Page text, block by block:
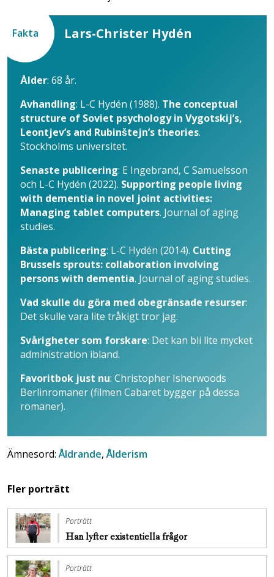
Fakta Lars-Christer Hydén
Ålder: 68 år.
Avhandling: L-C Hydén (1988). The conceptual
structure of Soviet psychology in Vygotskij’s,
Leontjev’s and Rubinštejn’s theories.
Stockholms universitet.
Senaste publicering: E Ingebrand, C Samuelsson
och L-C Hydén (2022). Supporting people living
with dementia in novel joint activities:
Managing tablet computers. Journal of aging
studies.
Bästa publicering: L-C Hydén (2014). Cutting
Brussels sprouts: collaboration involving
persons with dementia. Journal of aging studies.
Vad skulle du göra med obegränsade resurser:
Det skulle vara lite tråkigt tror jag.
Svårigheter som forskare: Det kan bli lite mycket
administration ibland.
Favoritbok just nu: Christopher Isherwoods
Berlinromaner (filmen Cabaret bygger på dessa
romaner).
Ämnesord:Åldrande,Ålderism
Fler porträtt
Porträtt
Han lyfter existentiella frågor
Porträtt